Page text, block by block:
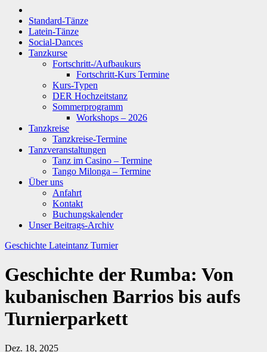
Standard-Tänze
Latein-Tänze
Social-Dances
Tanzkurse
Fortschritt-/Aufbaukurs
Fortschritt-Kurs Termine
Kurs-Typen
DER Hochzeitstanz
Sommerprogramm
Workshops – 2026
Tanzkreise
Tanzkreise-Termine
Tanzveranstaltungen
Tanz im Casino – Termine
Tango Milonga – Termine
Über uns
Anfahrt
Kontakt
Buchungskalender
Unser Beitrags-Archiv
Geschichte Lateintanz Turnier
Geschichte der Rumba: Von
kubanischen Barrios bis aufs
Turnierparkett
Dez. 18, 2025